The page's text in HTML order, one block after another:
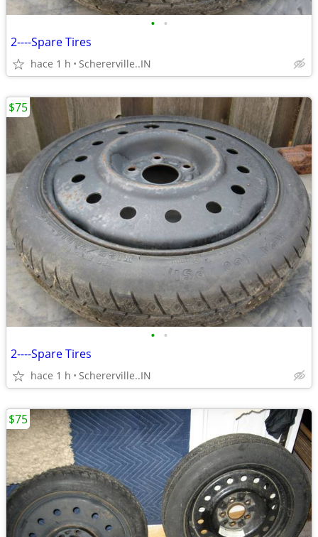
• •
2----Spare Tires
hace 1 h Schererville..IN
• •
2----Spare Tires
hace 1 h Schererville..IN
$75
$75